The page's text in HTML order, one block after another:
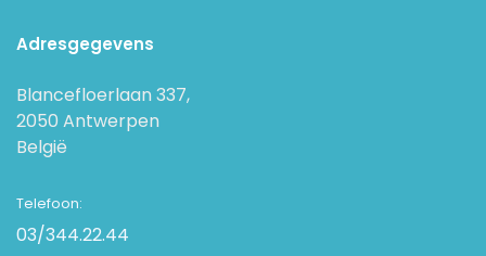
Adresgegevens
Blancefloerlaan 337,
2050 Antwerpen
België
Telefoon:
03/344.22.44